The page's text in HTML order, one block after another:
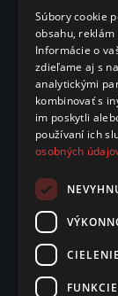
Súbory cookie
obsahu,
Informácie o
zdieľame aj s
analytickými
kombinovať s
im poskytli
používaní ich
osobných
CIELENIE
FUNKCIE